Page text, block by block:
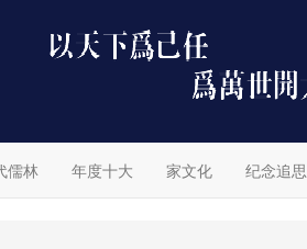
儒林 年度十大 家文化 纪念追思